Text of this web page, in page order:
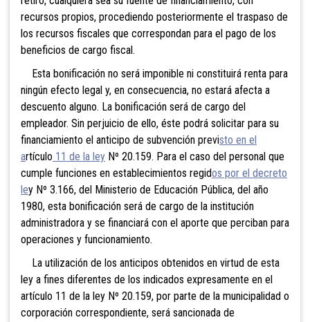
recursos propios, procediendo posteriormente el traspaso de
los recursos fiscales que correspondan para el pago de los
beneficios de cargo fiscal.
Esta bonificación no será imponible ni constituirá renta para
ningún efecto legal y, en consecuencia, no estará afecta a
descuento alguno. La bonificación será de cargo del
empleador. Sin perjuicio de ello, éste podrá solicitar para su
financiamiento el anticipo de subvención previsto en el
artículo 11 de la ley Nº 20.159. Para el caso del personal que
cumple funciones en establecimientos regidos por el decreto
ley Nº 3.166, del Ministerio de Educación Pública, del año
1980, esta bonificación será de cargo de la institución
administradora y se financiará con el aporte que perciban para
operaciones y funcionamiento.
La utilización de los anticipos obtenidos en virtud de esta
ley a fines diferentes de los indicados expresamente en el
artículo 11 de la ley Nº 20.159, por parte de la municipalidad o
corporación correspondiente, será sancionada de